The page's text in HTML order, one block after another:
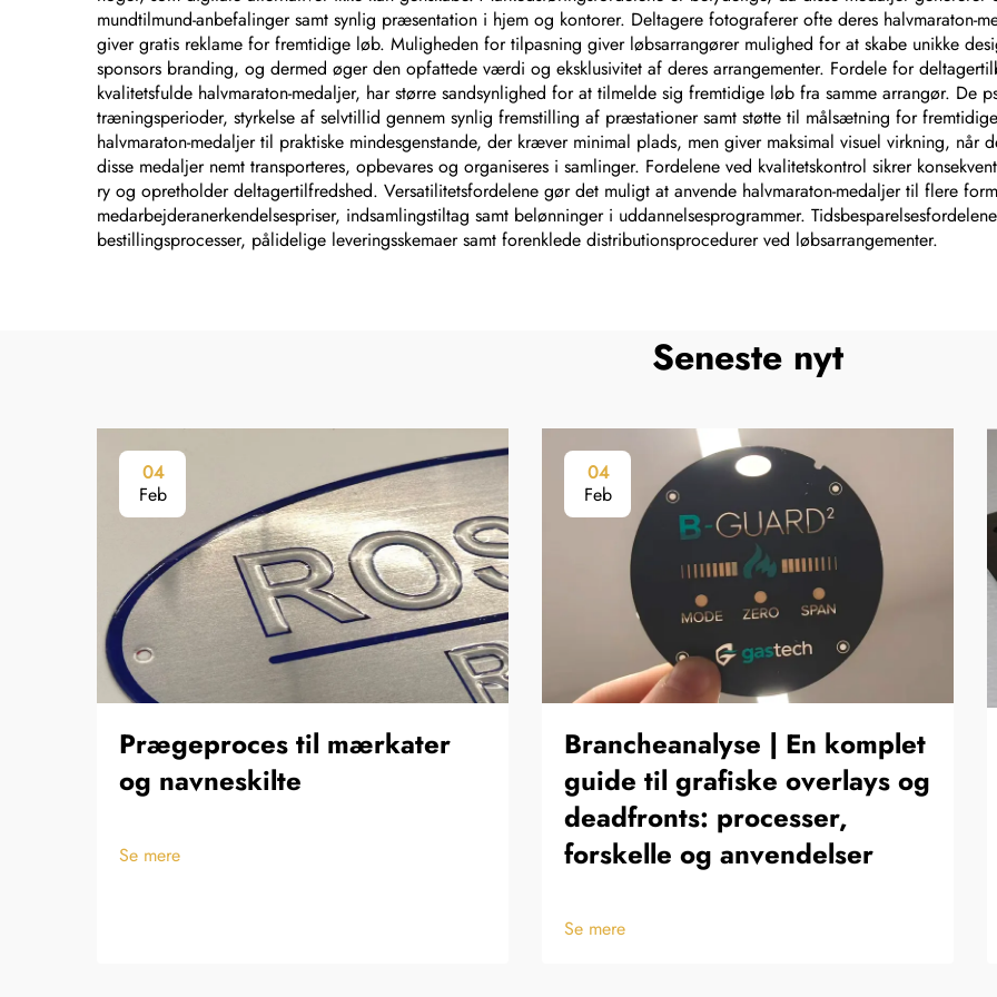
mundtilmund-anbefalinger samt synlig præsentation i hjem og kontorer. Deltagere fotograferer ofte deres halvmaraton-
giver gratis reklame for fremtidige løb. Muligheden for tilpasning giver løbsarrangører mulighed for at skabe unikke
sponsors branding, og dermed øger den opfattede værdi og eksklusivitet af deres arrangementer. Fordele for
kvalitetsfulde halvmaraton-medaljer, har større sandsynlighed for at tilmelde sig fremtidige løb fra samme arrangør. De
træningsperioder, styrkelse af selvtillid gennem synlig fremstilling af præstationer samt støtte til målsætning for
halvmaraton-medaljer til praktiske mindesgenstande, der kræver minimal plads, men giver maksimal visuel virkning,
disse medaljer nemt transporteres, opbevares og organiseres i samlinger. Fordelene ved kvalitetskontrol sikrer
ry og opretholder deltagertilfredshed. Versatilitetsfordelene gør det muligt at anvende halvmaraton-medaljer til flere
medarbejderanerkendelsespriser, indsamlingstiltag samt belønninger i uddannelsesprogrammer.
bestillingsprocesser, pålidelige leveringsskemaer samt forenklede distributionsprocedurer ved løbsarrangementer.
Seneste nyt
04
Feb
Prægeproces til mærkater
og navneskilte
Se mere
04
Feb
Brancheanalyse | En komplet
guide til grafiske overlays og
deadfronts: processer,
forskelle og anvendelser
Se mere